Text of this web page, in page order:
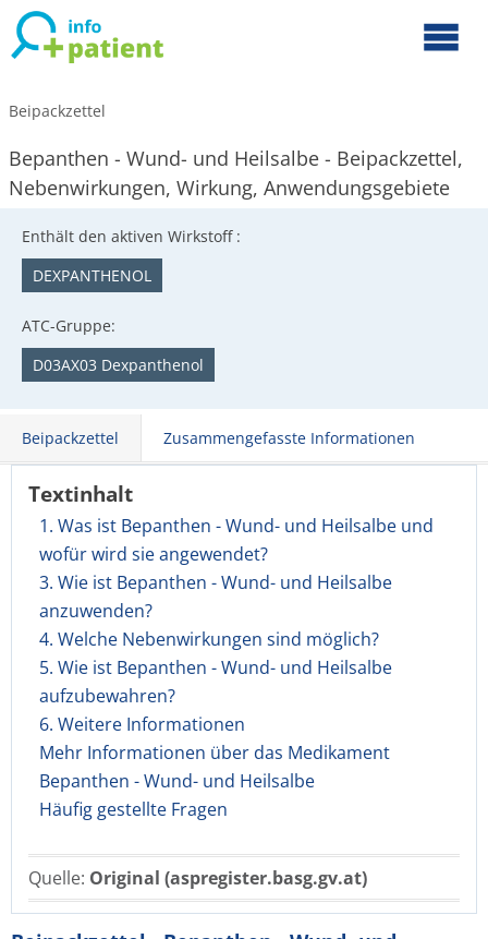
Beipackzettel
Bepanthen - Wund- und Heilsalbe - Beipackzettel,
Nebenwirkungen, Wirkung, Anwendungsgebiete
Enthält den aktiven Wirkstoff :
DEXPANTHENOL
ATC-Gruppe:
D03AX03 Dexpanthenol
Beipackzettel Zusammengefasste Informationen
Textinhalt
1. Was ist Bepanthen - Wund- und Heilsalbe und
wofür wird sie angewendet?
3. Wie ist Bepanthen - Wund- und Heilsalbe
anzuwenden?
4. Welche Nebenwirkungen sind möglich?
5. Wie ist Bepanthen - Wund- und Heilsalbe
aufzubewahren?
6. Weitere Informationen
Mehr Informationen über das Medikament
Bepanthen - Wund- und Heilsalbe
Häufig gestellte Fragen
Quelle: Original (aspregister.basg.gv.at)